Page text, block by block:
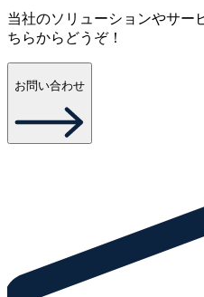
当社のソリューションやサー
ちらからどうぞ！
お問い合わせ